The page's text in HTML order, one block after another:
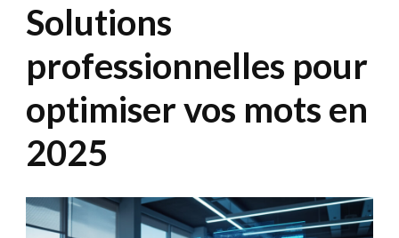
Solutions
professionnelles pour
optimiser vos mots en
2025